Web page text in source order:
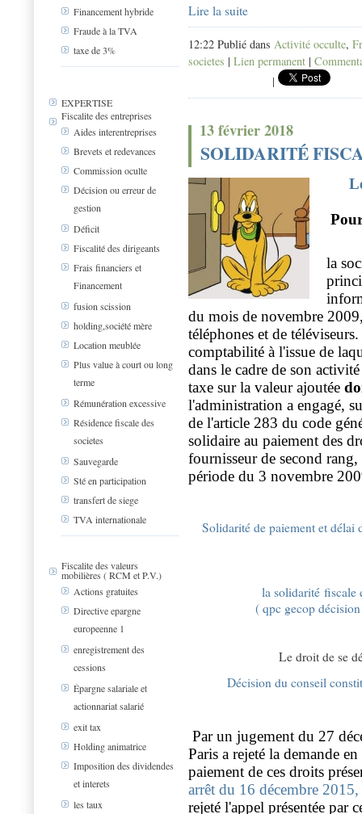
Financement hybride
Fraude à la TVA
taxe de 3%
EXPERTISE
Fiscalite des entreprises
Aides interentreprises
Brevets et redevances
Commission oculte
Décision ou erreur de
gestion
Déficit
Fiscalité des dirigeants
Frais financiers et
Financement
fusion scission
holding,société mère
Location meublée
Plus value à court ou long
terme
Rémunération excessive
Résidence fiscale des
societes
Sauvegarde
Sté en participation
transfert de siege
TVA internationale
Fiscalite des valeurs
mobilières ( RCM et P.V.)
Actions gratuites
Directive epargne
europeenne 1
enregistrement des
cessions
Épargne salariale et
actionnariat salarié
exit tax
Holding animatrice
Imposition des dividendes
et interets
les taux
Lire la suite
12:22 Publié dans Activité occulte,
societes | Lien permanent |
|
13 février 2018
SOLIDARITÉ
la
du mois de novembre
téléphones et de
comptabilité à l'issue de
dans le cadre de son
taxe sur la valeur ajoutée
l'administration a engagé,
de l'article 283 du code
solidaire au paiement des
fournisseur de second
période du 3 novembre
Solidarité de paiement et délai
la solidarité fiscale
( qpc gecop
Le droit de se
Décision du conseil
Par un jugement du 27
Paris a rejeté la demande
paiement de ces droits
arrêt du 16 décembre
rejeté l'appel présentée par